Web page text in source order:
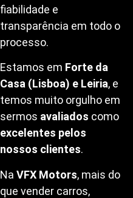
fiabilidade e
transparência em todo o
processo.
Estamos em Forte da
Casa (Lisboa) e Leiria, e
temos muito orgulho em
sermos avaliados como
excelentes pelos
nossos clientes.
NaVFX Motors, mais do
que vender carros,